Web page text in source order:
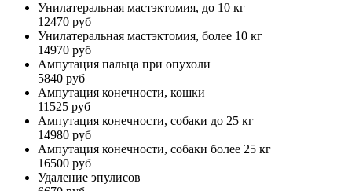
Унилатеральная мастэктомия, до 10 кг
12470 руб
Унилатеральная мастэктомия, более 10 кг
14970 руб
Ампутация пальца при опухоли
5840 руб
Ампутация конечности, кошки
11525 руб
Ампутация конечности, собаки до 25 кг
14980 руб
Ампутация конечности, собаки более 25 кг
16500 руб
Удаление эпулисов